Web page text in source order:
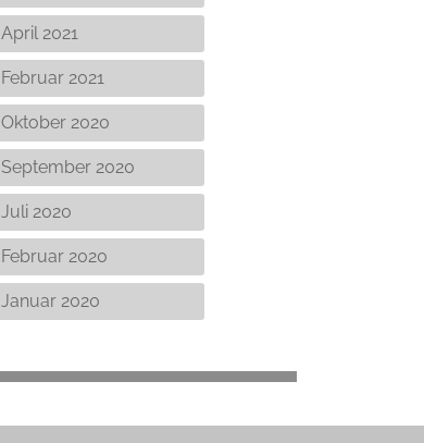
April 2021
Februar 2021
Oktober 2020
September 2020
Juli 2020
Februar 2020
Januar 2020